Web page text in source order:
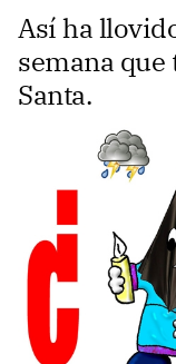
Así ha
semana que
Santa.